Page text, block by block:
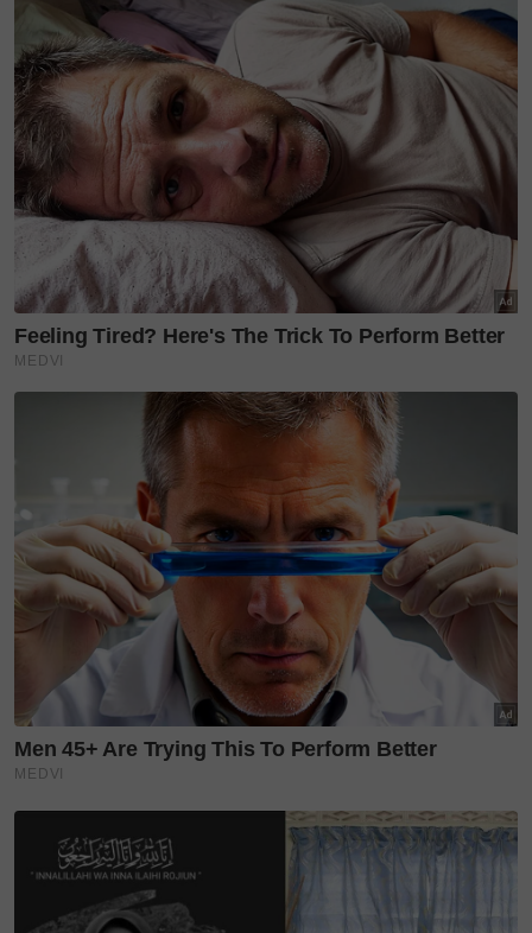
Kedondong tetapi pemuda itu gagal ditemui.
Anis dalam masa yang sama mendedahkan adiknya
pernah memberitahu terbabit kemalangan kecil iaitu
terlanggar belakang kereta seorang pegawai tentera
di Subang. Namun pemuda itu tidak membuat
laporan kes berkenaan.
Difahamkan, Muhammd Ammar telah dihubungi
pegawai terbabit berrdasarkan nombor plat
keretanya.
"Kami tidak pasti adakah adik menyembunyikan diri
kerana bimbang dengan kes itu atau sebaliknya. Apa
pun kami bimbang kerana kehilangannya sangat
mengejutkan kami hingga kini.
"Mama sentiasa menangis rindukannya dan
mengadakan solat hajat untuknya. Mama sangat
berharap adik menghubungi keluarga dan kita
bersama-sama menyelesaikan sebarang masalah
jika ada," katanya.
Anis Aqilah berkata, keluarganya buntu untuk
mengesan Muhammad Ammar, malah usaha pihak
tentera mencarinya setakat ini juga gagal.
"Kami meminta kerjasama orang ramai yang
mengetahui keberadaan adik saya supaya tampil
memberikan maklumat kepada polis," katanya.
Difahamkan usaha mencari Muhammad Ammar